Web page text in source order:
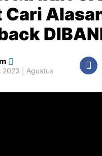
2023 | Agustus